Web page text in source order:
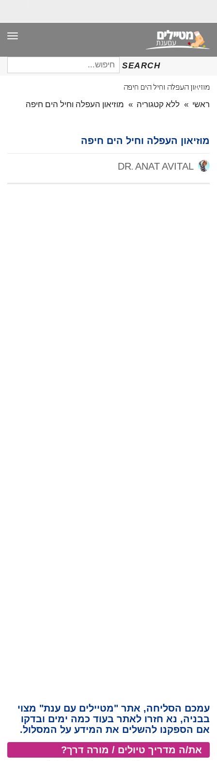
SEARCH
חיפוש
עבור:
מוזיאון העפלה וחיל הים חיפה
ראשי » ללא קטגוריה » מוזיאון העפלה וחיל הים חיפה
מוזיאון העפלה וחיל הים חיפה
עמכם הסליחה, אתר "מטיילים עם ענת" מצוי
בבניה, נא חזרו לאתר בעוד כמה ימים ובדקו
אם הספקנו להשלים את המידע על המסלול.
את/ה מדריך טיולים / מורה דרך?